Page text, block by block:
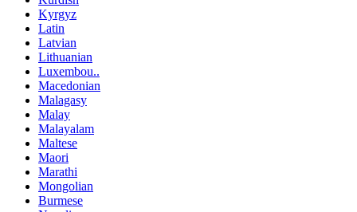
Kyrgyz
Latin
Latvian
Lithuanian
Luxembou..
Macedonian
Malagasy
Malay
Malayalam
Maltese
Maori
Marathi
Mongolian
Burmese